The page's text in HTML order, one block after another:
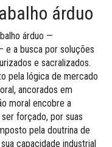
árduo
árduo —
e a busca por soluções
e sacralizados.
pela lógica de mercado
ancorados em
moral encobre a
forçado, por suas
pela doutrina de
capacidade industrial